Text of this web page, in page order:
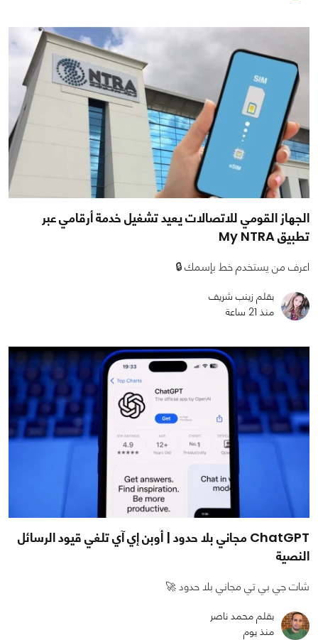
الجهاز القومي للاتصالات يعيد تشغيل خدمة أرقامي عبر
تطبيق My NTRA
اعرف من يستخدم خط بإسمك 🔒
بقلم زينب شريف
منذ 21 ساعة
ChatGPT مجاني بلا حدود | أوبن إي آي تلغي قيود الرسائل
النصية
شات جي بي تي مجاني بلا حدود 🚀
بقلم محمد ناصر
منذ يوم